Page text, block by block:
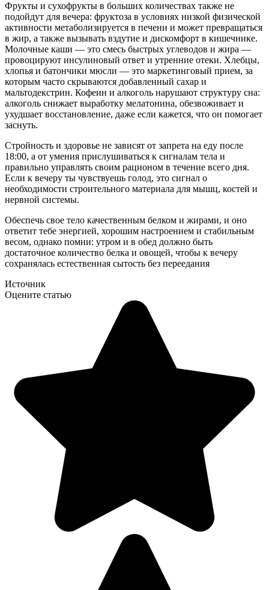
Фрукты и сухофрукты в больших количествах также не
подойдут для вечера: фруктоза в условиях низкой физической
активности метаболизируется в печени и может превращаться
в жир, а также вызывать вздутие и дискомфорт в кишечнике.
Молочные каши — это смесь быстрых углеводов и жира —
провоцируют инсулиновый ответ и утренние отеки. Хлебцы,
хлопья и батончики мюсли — это маркетинговый прием, за
которым часто скрываются добавленный сахар и
мальтодекстрин. Кофеин и алкоголь нарушают структуру сна:
алкоголь снижает выработку мелатонина, обезвоживает и
ухудшает восстановление, даже если кажется, что он помогает
заснуть.
Стройность и здоровье не зависят от запрета на еду после
18:00, а от умения прислушиваться к сигналам тела и
правильно управлять своим рационом в течение всего дня.
Если к вечеру ты чувствуешь голод, это сигнал о
необходимости строительного материала для мышц, костей и
нервной системы.
Обеспечь свое тело качественным белком и жирами, и оно
ответит тебе энергией, хорошим настроением и стабильным
весом, однако помни: утром и в обед должно быть
достаточное количество белка и овощей, чтобы к вечеру
сохранялась естественная сытость без переедания
Источник
Оцените статью